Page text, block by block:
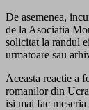
De asemenea,
de la Asociatia
solicitat la randul
urmatoare sau
Aceasta reactie a
romanilor din
isi mai fac